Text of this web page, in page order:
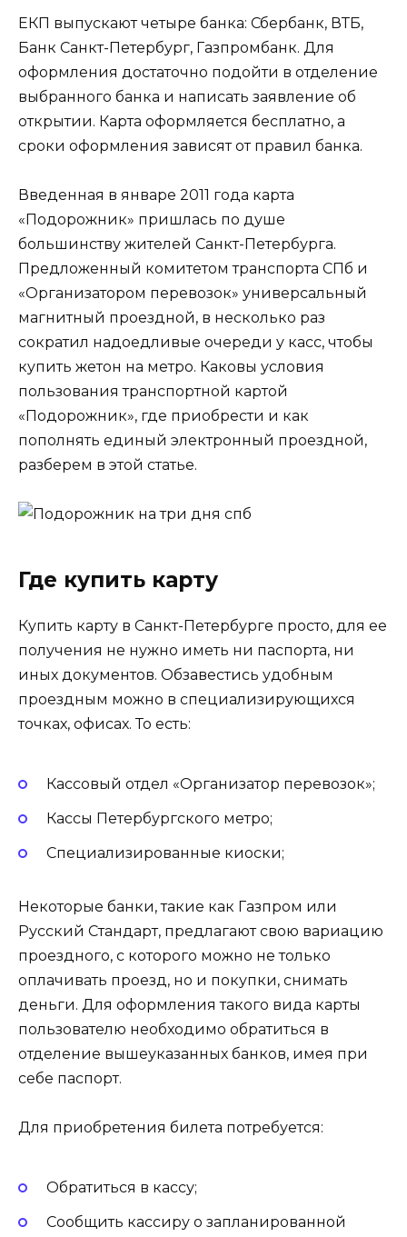
ЕКП выпускают четыре банка: Сбербанк, ВТБ,
Банк Санкт-Петербург, Газпромбанк. Для
оформления достаточно подойти в отделение
выбранного банка и написать заявление об
открытии. Карта оформляется бесплатно, а
сроки оформления зависят от правил банка.
Введенная в январе 2011 года карта
«Подорожник» пришлась по душе
большинству жителей Санкт-Петербурга.
Предложенный комитетом транспорта СПб и
«Организатором перевозок» универсальный
магнитный проездной, в несколько раз
сократил надоедливые очереди у касс, чтобы
купить жетон на метро. Каковы условия
пользования транспортной картой
«Подорожник», где приобрести и как
пополнять единый электронный проездной,
разберем в этой статье.
Где купить карту
Купить карту в Санкт-Петербурге просто, для ее
получения не нужно иметь ни паспорта, ни
иных документов. Обзавестись удобным
проездным можно в специализирующихся
точках, офисах. То есть:
Кассовый отдел «Организатор перевозок»;
Кассы Петербургского метро;
Специализированные киоски;
Некоторые банки, такие как Газпром или
Русский Стандарт, предлагают свою вариацию
проездного, с которого можно не только
оплачивать проезд, но и покупки, снимать
деньги. Для оформления такого вида карты
пользователю необходимо обратиться в
отделение вышеуказанных банков, имея при
себе паспорт.
Для приобретения билета потребуется:
Обратиться в кассу;
Сообщить кассиру о запланированной